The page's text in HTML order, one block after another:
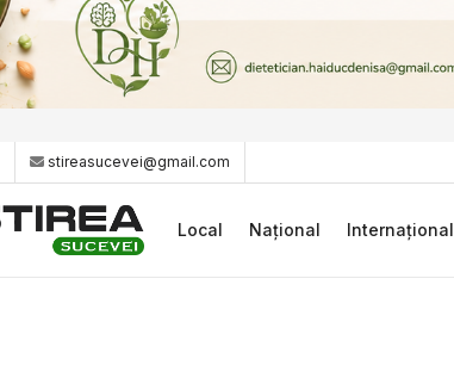
stireasucevei@gmail.com
Local Național Internațional